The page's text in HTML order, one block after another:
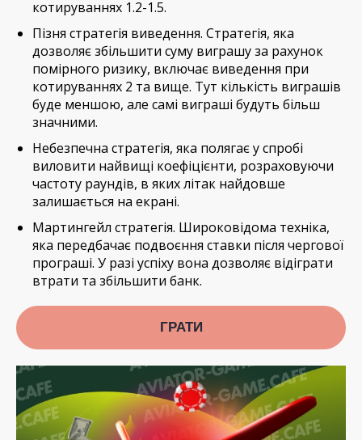
котируваннях 1.2-1.5.
Пізня стратегія виведення. Стратегія, яка
дозволяє збільшити суму виграшу за рахунок
помірного ризику, включає виведення при
котируваннях 2 та вище. Тут кількість виграшів
буде меншою, але самі виграші будуть більш
значними.
Небезпечна стратегія, яка полягає у спробі
виловити найвищі коефіцієнти, розраховуючи
частоту раундів, в яких літак найдовше
залишається на екрані.
Мартингейл стратегія. Широковідома техніка,
яка передбачає подвоєння ставки після чергової
програші. У разі успіху вона дозволяє відіграти
втрати та збільшити банк.
ГРАТИ